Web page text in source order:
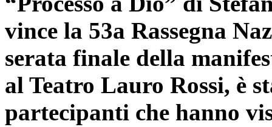
vince la 53a Rassegna
serata finale della
al Teatro Lauro Rossi, è
partecipanti che hanno